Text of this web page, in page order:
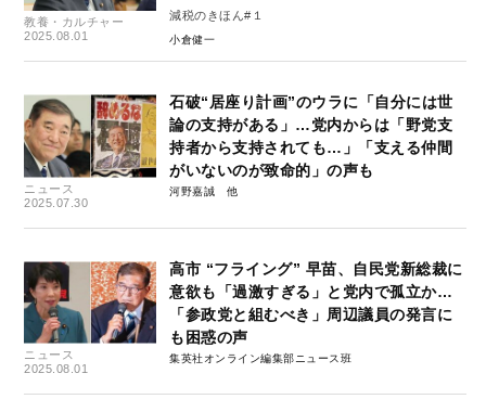
教養・カルチャー
2025.08.01
減税のきほん#１
小倉健一
ニュース
2025.07.30
石破“居座り計画”のウラに「自分には世
論の支持がある」…党内からは「野党支
持者から支持されても…」「支える仲間
がいないのが致命的」の声も
河野嘉誠
ニュース
2025.08.01
高市 “フライング” 早苗、自民党新総裁に
意欲も「過激すぎる」と党内で孤立か…
「参政党と組むべき」周辺議員の発言に
も困惑の声
集英社オンライン編集部ニュース班